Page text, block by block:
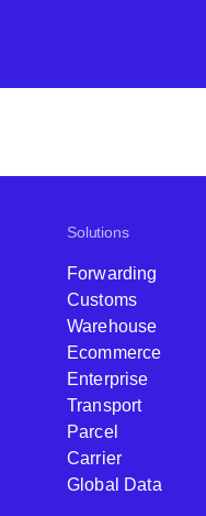
Solutions
Forwarding
Customs
Warehouse
Ecommerce
Enterprise
Transport
Parcel
Carrier
Global Data